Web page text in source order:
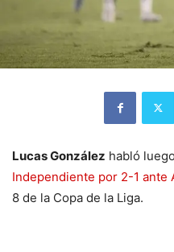
Lucas González habló
Independiente por 2-1 ante
8 de la Copa de la Liga.